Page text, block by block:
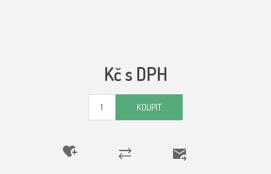
Kč s DPH
KOUPIT